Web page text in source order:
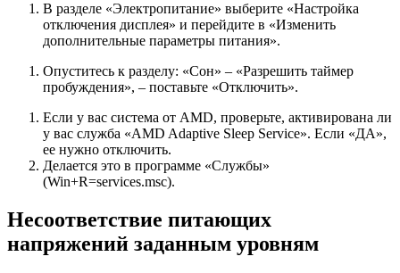
В разделе «Электропитание» выберите «Настройка
отключения дисплея» и перейдите в «Изменить
дополнительные параметры питания».
Опуститесь к разделу: «Сон» – «Разрешить таймер
пробуждения», – поставьте «Отключить».
Если у вас система от AMD, проверьте, активирована ли
у вас служба «AMD Adaptive Sleep Service». Если «ДА»,
ее нужно отключить.
Делается это в программе «Службы»
(Win+R=services.msc).
Несоответствие питающих
напряжений заданным уровням